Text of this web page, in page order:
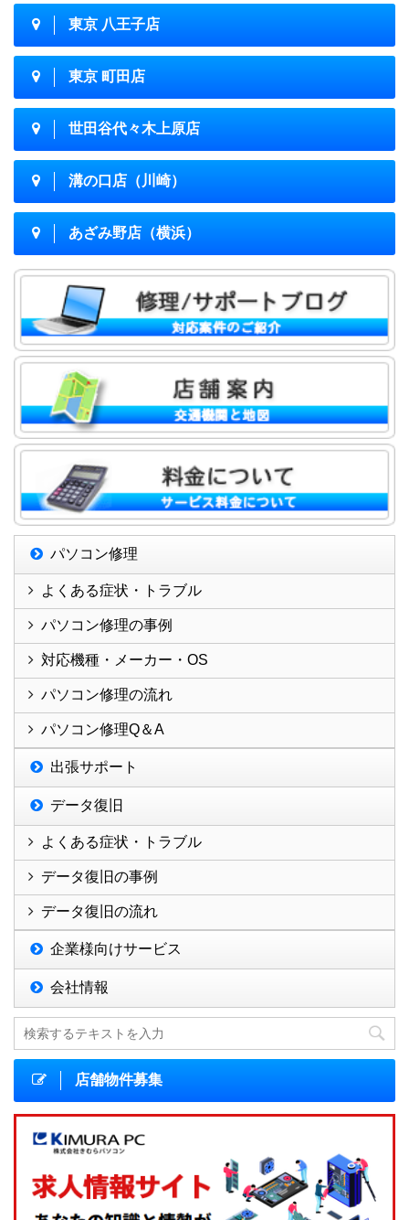
東京 八王子店
東京 町田店
世田谷代々木上原店
溝の口店（川崎）
あざみ野店（横浜）
パソコン修理
よくある症状・トラブル
パソコン修理の事例
対応機種・メーカー・OS
パソコン修理の流れ
パソコン修理Q＆A
出張サポート
データ復旧
よくある症状・トラブル
データ復旧の事例
データ復旧の流れ
企業様向けサービス
会社情報
店舗物件募集